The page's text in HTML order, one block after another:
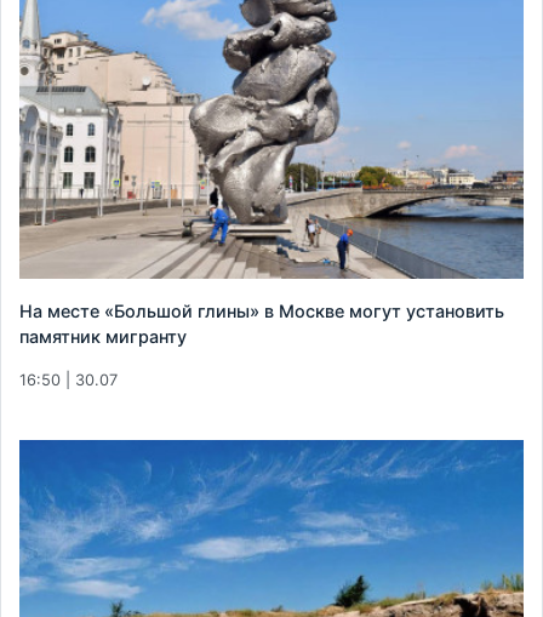
На месте «Большой глины» в Москве могут установить
памятник мигранту
16:50 | 30.07